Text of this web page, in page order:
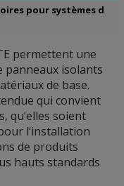
pour systèmes d
permettent une
panneaux isolants
de base.
qui convient
qu’elles soient
l’installation
de produits
hauts standards